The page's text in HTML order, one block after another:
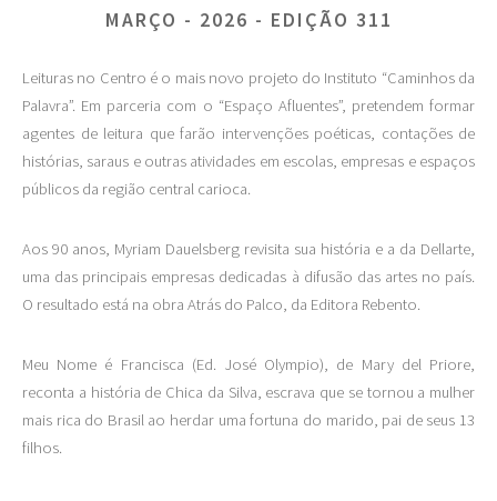
MARÇO - 2026 - EDIÇÃO 311
Leituras no Centro é o mais novo projeto do Instituto “Caminhos da
Palavra”. Em parceria com o “Espaço Afluentes”, pretendem formar
agentes de leitura que farão intervenções poéticas, contações de
histórias, saraus e outras atividades em escolas, empresas e espaços
públicos da região central carioca.
Aos 90 anos, Myriam Dauelsberg revisita sua história e a da Dellarte,
uma das principais empresas dedicadas à difusão das artes no país.
O resultado está na obra Atrás do Palco, da Editora Rebento.
Meu Nome é Francisca (Ed. José Olympio), de Mary del Priore,
reconta a história de Chica da Silva, escrava que se tornou a mulher
mais rica do Brasil ao herdar uma fortuna do marido, pai de seus 13
filhos.